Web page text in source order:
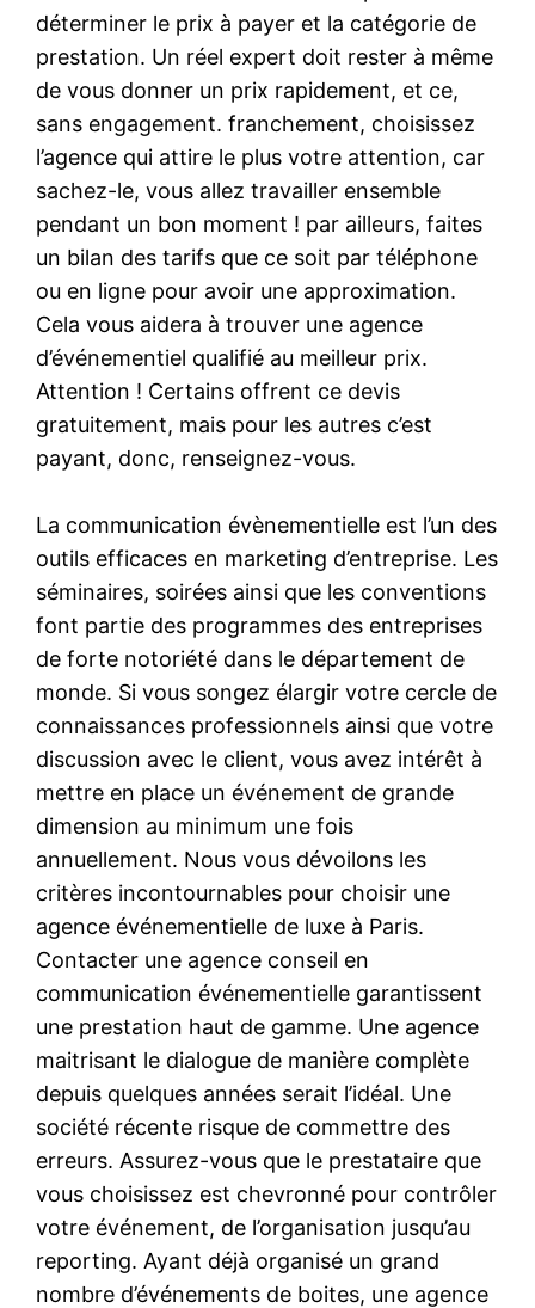
déterminer le prix à payer et la catégorie de
prestation. Un réel expert doit rester à même
de vous donner un prix rapidement, et ce,
sans engagement. franchement, choisissez
l’agence qui attire le plus votre attention, car
sachez-le, vous allez travailler ensemble
pendant un bon moment ! par ailleurs, faites
un bilan des tarifs que ce soit par téléphone
ou en ligne pour avoir une approximation.
Cela vous aidera à trouver une agence
d’événementiel qualifié au meilleur prix.
Attention ! Certains offrent ce devis
gratuitement, mais pour les autres c’est
payant, donc, renseignez-vous.
La communication évènementielle est l’un des
outils efficaces en marketing d’entreprise. Les
séminaires, soirées ainsi que les conventions
font partie des programmes des entreprises
de forte notoriété dans le département de
monde. Si vous songez élargir votre cercle de
connaissances professionnels ainsi que votre
discussion avec le client, vous avez intérêt à
mettre en place un événement de grande
dimension au minimum une fois
annuellement. Nous vous dévoilons les
critères incontournables pour choisir une
agence événementielle de luxe à Paris.
Contacter une agence conseil en
communication événementielle garantissent
une prestation haut de gamme. Une agence
maitrisant le dialogue de manière complète
depuis quelques années serait l’idéal. Une
société récente risque de commettre des
erreurs. Assurez-vous que le prestataire que
vous choisissez est chevronné pour contrôler
votre événement, de l’organisation jusqu’au
reporting. Ayant déjà organisé un grand
nombre d’événements de boites, une agence